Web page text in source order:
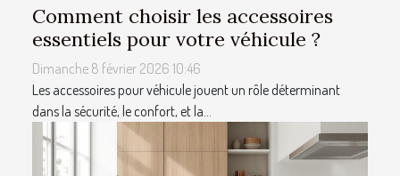
Comment choisir les accessoires
essentiels pour votre véhicule ?
Dimanche 8 février 2026 10:46
Les accessoires pour véhicule jouent un rôle déterminant
dans la sécurité, le confort, et la...